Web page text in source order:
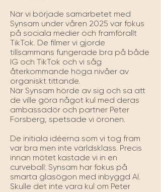
När vi började samarbetet med
Synsam under våren 2025 var fokus
på sociala medier och framförallt
TikTok. De filmer vi gjorde
tillsammans fungerade bra på både
IG och TikTok och vi såg
återkommande höga nivåer av
organiskt tittande.
När Synsam hörde av sig och sa att
de ville göra något kul med deras
ambassadör och partner Peter
Forsberg, spetsade vi öronen.
De initiala idéerna som vi tog fram
var bra men inte världsklass. Precis
innan mötet kastade vi in en
curveball: Synsam har fokus på
smarta glasögon med inbyggd AI.
Skulle det inte vara kul om Peter